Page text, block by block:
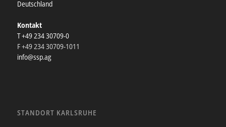
Deutschland
Kontakt
T +49 234 30709-0
F +49 234 30709-1011
info@ssp.ag
STANDORT KARLSRUHE